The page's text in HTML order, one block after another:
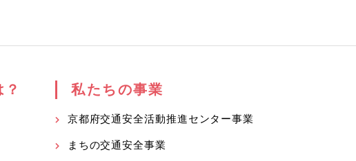
私たちの事業
京都府交通安全活動推進センター事業
まちの交通安全事業